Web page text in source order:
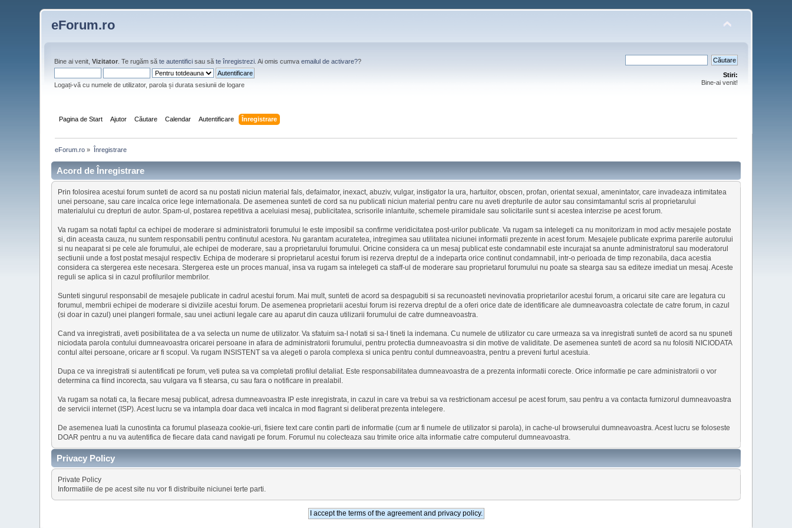
eForum.ro
Bine ai venit,Vizitator . Te rugăm săte autentifici sau săte înregistrezi . Ai omis cumvaemailul de activare??
Logați-vă cu numele de utilizator, parola și durata sesiunii de logare
Stiri:
Bine-ai venit!
Pagina de Start Ajutor Căutare Calendar Autentificare Înregistrare
eForum.ro » Înregistrare
Acord de Înregistrare
Prin folosirea acestui forum sunteti de acord sa nu postati niciun material fals, defaimator, inexact, abuziv, vulgar, instigator la ura, hartuitor, obscen, profan, orientat sexual, amenintator, care invadeaza intimitatea
unei persoane, sau care incalca orice lege internationala. De asemenea sunteti de cord sa nu publicati niciun material pentru care nu aveti drepturile de autor sau consimtamantul scris al proprietarului
materialului cu drepturi de autor. Spam-ul, postarea repetitiva a aceluiasi mesaj, publicitatea, scrisorile inlantuite, schemele piramidale sau solicitarile sunt si acestea interzise pe acest forum.
Va rugam sa notati faptul ca echipei de moderare si administratorii forumului le este imposibil sa confirme veridicitatea post-urilor publicate. Va rugam sa intelegeti ca nu monitorizam in mod activ mesajele postate
si, din aceasta cauza, nu suntem responsabili pentru continutul acestora. Nu garantam acuratetea, intregimea sau utilitatea niciunei informatii prezente in acest forum. Mesajele publicate exprima parerile autorului
si nu neaparat si pe cele ale forumului, ale echipei de moderare, sau a proprietarului forumului. Oricine considera ca un mesaj publicat este condamnabil este incurajat sa anunte administratorul sau moderatorul
sectiunii unde a fost postat mesajul respectiv. Echipa de moderare si proprietarul acestui forum isi rezerva dreptul de a indeparta orice continut condamnabil, intr-o perioada de timp rezonabila, daca acestia
considera ca stergerea este necesara. Stergerea este un proces manual, insa va rugam sa intelegeti ca staff-ul de moderare sau proprietarul forumului nu poate sa stearga sau sa editeze imediat un mesaj. Aceste
reguli se aplica si in cazul profilurilor membrilor.
Sunteti singurul responsabil de mesajele publicate in cadrul acestui forum. Mai mult, sunteti de acord sa despagubiti si sa recunoasteti nevinovatia proprietarilor acestui forum, a oricarui site care are legatura cu
forumul, membrii echipei de moderare si diviziile acestui forum. De asemenea proprietarii acestui forum isi rezerva dreptul de a oferi orice date de identificare ale dumneavoastra colectate de catre forum, in cazul
(si doar in cazul) unei plangeri formale, sau unei actiuni legale care au aparut din cauza utilizarii forumului de catre dumneavoastra.
Cand va inregistrati, aveti posibilitatea de a va selecta un nume de utilizator. Va sfatuim sa-l notati si sa-l tineti la indemana. Cu numele de utilizator cu care urmeaza sa va inregistrati sunteti de acord sa nu spuneti
niciodata parola contului dumneavoastra oricarei persoane in afara de administratorii forumului, pentru protectia dumneavoastra si din motive de validitate. De asemenea sunteti de acord sa nu folositi NICIODATA
contul altei persoane, oricare ar fi scopul. Va rugam INSISTENT sa va alegeti o parola complexa si unica pentru contul dumneavoastra, pentru a preveni furtul acestuia.
Dupa ce va inregistrati si autentificati pe forum, veti putea sa va completati profilul detaliat. Este responsabilitatea dumneavoastra de a prezenta informatii corecte. Orice informatie pe care administratorii o vor
determina ca fiind incorecta, sau vulgara va fi stearsa, cu sau fara o notificare in prealabil.
Va rugam sa notati ca, la fiecare mesaj publicat, adresa dumneavoastra IP este inregistrata, in cazul in care va trebui sa va restrictionam accesul pe acest forum, sau pentru a va contacta furnizorul dumneavoastra
de servicii internet (ISP). Acest lucru se va intampla doar daca veti incalca in mod flagrant si deliberat prezenta intelegere.
De asemenea luati la cunostinta ca forumul plaseaza cookie-uri, fisiere text care contin parti de informatie (cum ar fi numele de utilizator si parola), in cache-ul browserului dumneavoastra. Acest lucru se foloseste
DOAR pentru a nu va autentifica de fiecare data cand navigati pe forum. Forumul nu colecteaza sau trimite orice alta informatie catre computerul dumneavoastra.
Privacy Policy
Private Policy
Informatiile de pe acest site nu vor fi distribuite niciunei terte parti.